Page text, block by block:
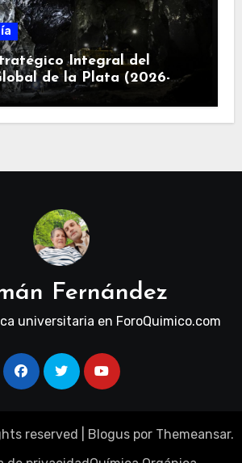
Integral del
de la Plata (2026-
de Déficit
Fernández
universitaria en ForoQuimico.com
reserved Bloguspor Themeansar.